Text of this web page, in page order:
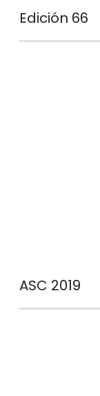
Edición 66
ASC 2019